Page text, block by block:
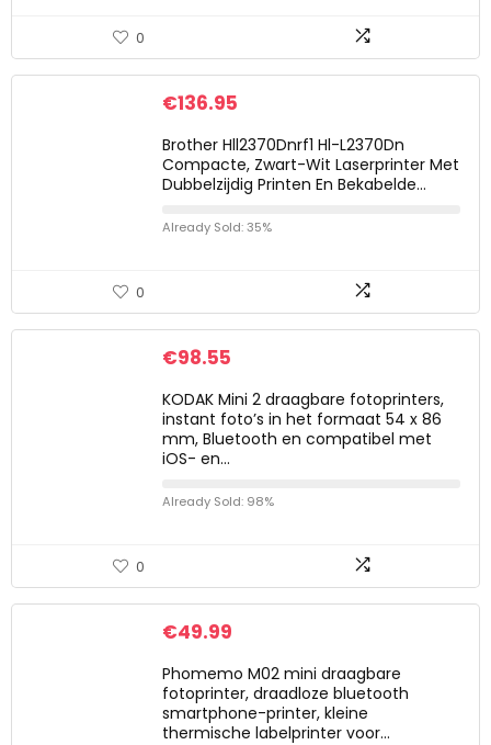
0
€136.95
Brother Hll2370Dnrf1 Hl-L2370Dn
Compacte, Zwart-Wit Laserprinter Met
Dubbelzijdig Printen En Bekabelde…
Already Sold: 35%
0
€98.55
KODAK Mini 2 draagbare fotoprinters,
instant foto’s in het formaat 54 x 86
mm, Bluetooth en compatibel met
iOS- en…
Already Sold: 98%
0
€49.99
Phomemo M02 mini draagbare
fotoprinter, draadloze bluetooth
smartphone-printer, kleine
thermische labelprinter voor…